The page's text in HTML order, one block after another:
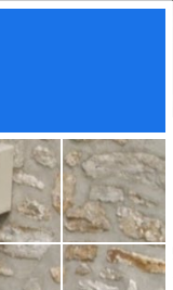
LUN - VEN 8.00-12.00/
- 20090
UFFICIO SEDIE E
per